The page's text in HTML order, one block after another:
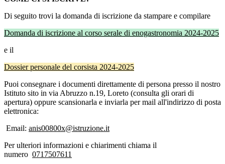
Di seguito trovi la domanda di iscrizione da stampare e compilare
Domanda di iscrizione al corso serale di enogastronomia 2024-2025
e il
Dossier personale del corsista 2024-2025
Puoi consegnare i documenti direttamente di persona presso il nostro
Istituto sito in via Abruzzo n.19, Loreto (consulta gli orari di
apertura) oppure scansionarla e inviarla per mail all'indirizzo di posta
elettronica:
Email: anis00800x@istruzione.it
Per ulteriori informazioni e chiarimenti chiama il
numero 0717507611